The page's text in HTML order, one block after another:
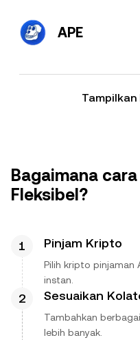
APE
Tampilkan
Bagaimana
Fleksibel?
Pinjam Kripto
Pilih kripto pinjaman
instan.
Sesuaikan
Tambahkan
lebih banyak.